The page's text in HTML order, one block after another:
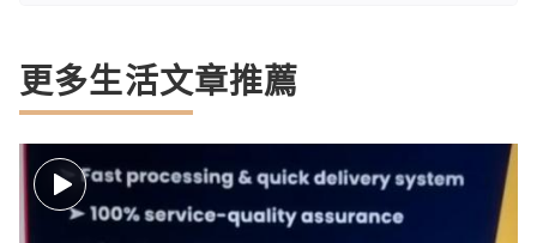
更多生活文章推薦